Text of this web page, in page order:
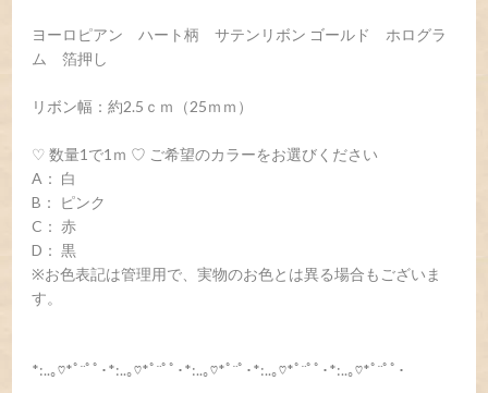
ヨーロピアン ハート柄 サテンリボン ゴールド ホログラ
ム 箔押し
リボン幅：約2.5ｃｍ（25ｍｍ）
♡ 数量1で1ｍ ♡ ご希望のカラーをお選びください
A： 白
B： ピンク
C： 赤
D： 黒
※お色表記は管理用で、実物のお色とは異る場合もございま
す。
*:..｡♡*ﾟ¨ﾟﾟ･*:..｡♡*ﾟ¨ﾟﾟ･*:..｡♡*ﾟ¨ﾟ･*:..｡♡*ﾟ¨ﾟﾟ･*:..｡♡*ﾟ¨ﾟﾟ･